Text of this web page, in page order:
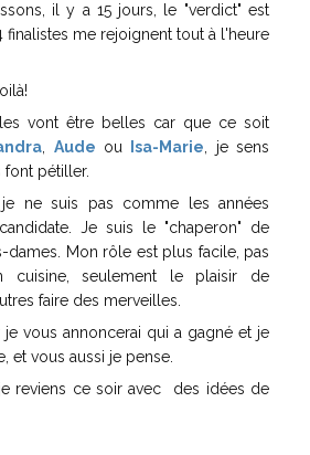
il y a 15 jours, le "verdict" est
finalistes me rejoignent tout à l'heure
vont être belles car que ce soit
, Aude ou Isa-Marie, je sens
pétiller.
je ne suis pas comme les années
Je suis le "chaperon" de
dames. Mon rôle est plus facile, pas
cuisine, seulement le plaisir de
faire des merveilles.
je vous annoncerai qui a gagné et je
et vous aussi je pense.
je reviens ce soir avec des idées de